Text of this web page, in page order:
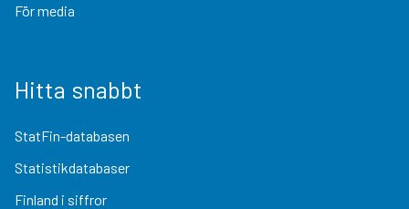
För media
Hitta snabbt
StatFin-databasen
Statistikdatabaser
Finland i siffror